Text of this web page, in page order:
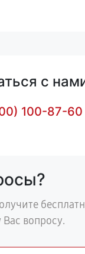
с
100-87-60
вопросу.